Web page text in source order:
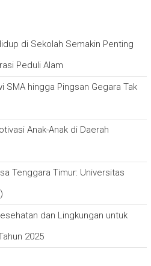
di Sekolah Semakin Penting
Peduli Alam
SMA hingga Pingsan Gegara Tak
Anak-Anak di Daerah
Tenggara Timur: Universitas
dan Lingkungan untuk
2025